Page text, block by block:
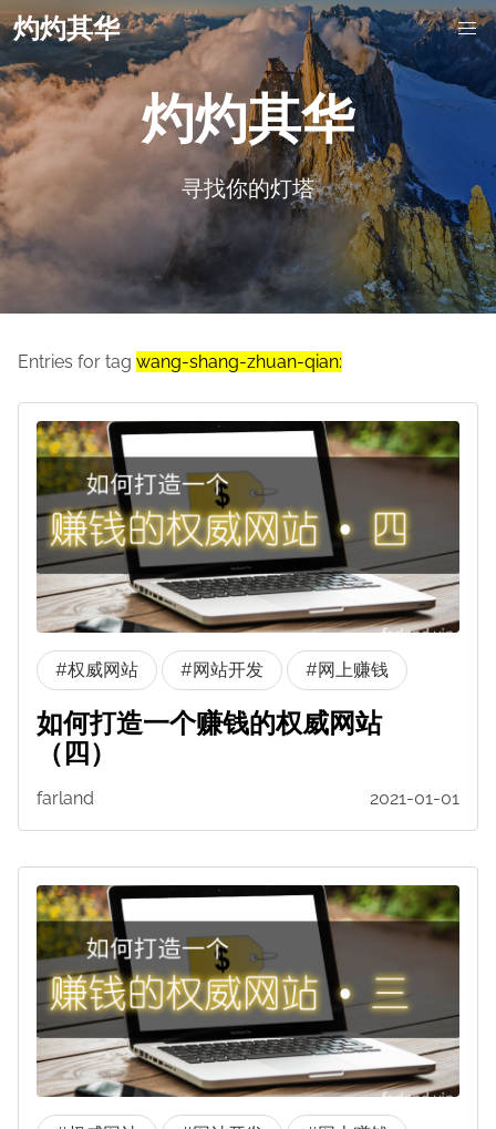
灼灼其华
灼灼其华
寻找你的灯塔
Entries for tag wang-shang-zhuan-qian:
#权威网站 #网站开发 #网上赚钱
如何打造一个赚钱的权威网站
（四）
farland 2021-01-01